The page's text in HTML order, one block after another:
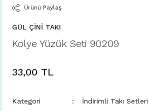
Ürünü Paylaş
GÜL ÇİNİ TAKI
Kolye Yüzük Seti 90209
33,00 TL
Kategori İndirimli Takı Setleri